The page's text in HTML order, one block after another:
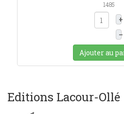
1485
+
–
Ajouter au
Editions Lacour-Ollé